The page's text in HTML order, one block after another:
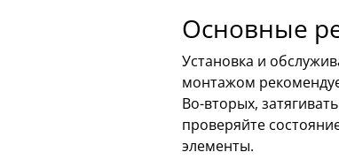
Основные
Установка и
монтажом
Во-вторых,
проверяйте
элементы.